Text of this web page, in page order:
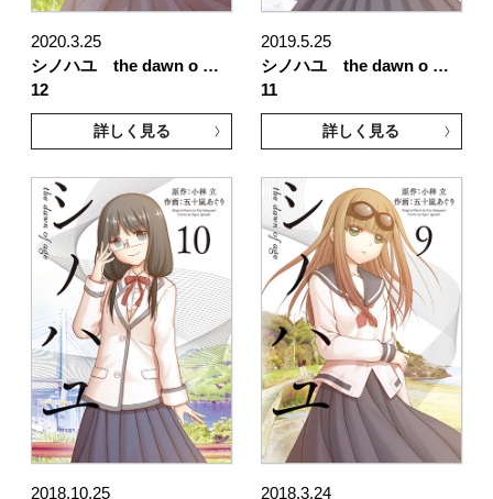
2020.3.25
シノハユ the dawn o …
12
詳しく見る
2019.5.25
シノハユ the dawn o …
11
詳しく見る
2018.10.25 2018.3.24